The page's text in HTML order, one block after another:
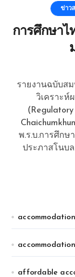
ข่าว
การศึกษาไ
รายงานฉบับสมบูรณ์ โครงการศึกษาวิจัยเรื่องการ
วิเคราะห์
พ.ร.บ.การศึกษ
ประภาสโนบล
affordable